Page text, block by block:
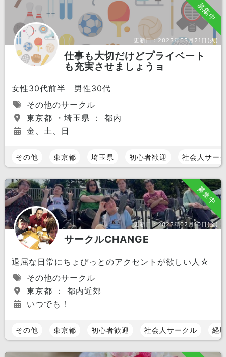
募集中
更新日： 2023年03月21日(火)
仕事も大切だけどプライベート
も充実させましょうョ
女性30代前半 男性30代
その他のサークル
東京都 ・埼玉県 ： 都内
金、土、日
その他 東京都 埼玉県 初心者歓迎 社会人サー
募集中
更新日：2023年02月10日(金)
サークルCHANGE
退屈な日常にちょびっとのアクセントが欲しい人☆
その他のサークル
東京都 ： 都内近郊
いつでも！
その他 東京都 初心者歓迎 社会人サークル 経